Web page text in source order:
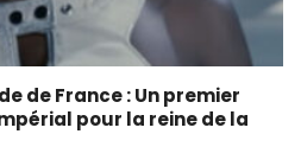
de France : Un premier
pour la reine de la